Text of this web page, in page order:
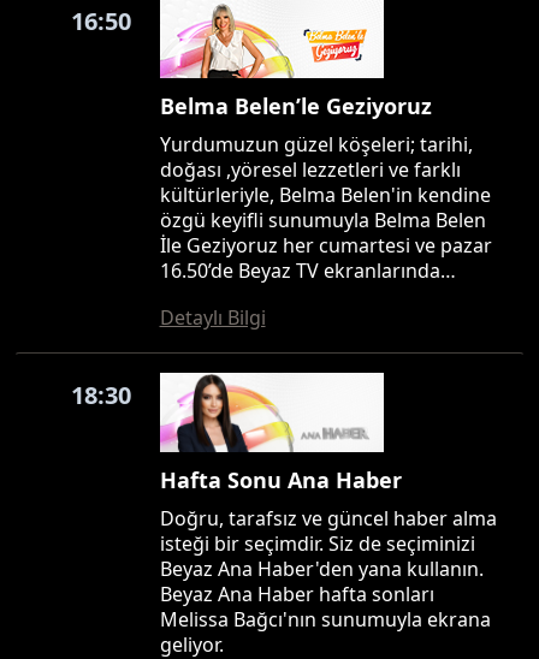
16:50
Belma Belen’le Geziyoruz
Yurdumuzun güzel köşeleri; tarihi,
doğası ,yöresel lezzetleri ve farklı
kültürleriyle, Belma Belen'in kendine
özgü keyifli sunumuyla Belma Belen
İle Geziyoruz her cumartesi ve pazar
16.50’de Beyaz TV ekranlarında…
Detaylı Bilgi
18:30
Hafta Sonu Ana Haber
Doğru, tarafsız ve güncel haber alma
isteği bir seçimdir. Siz de seçiminizi
Beyaz Ana Haber'den yana kullanın.
Beyaz Ana Haber hafta sonları
Melissa Bağcı'nın sunumuyla ekrana
geliyor.